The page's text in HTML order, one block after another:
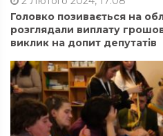
Головко позивається на
розглядали виплату
виклик на допит депутатів